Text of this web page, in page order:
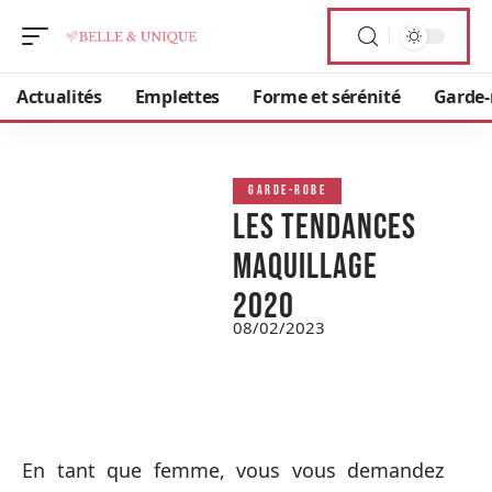
Actualités Emplettes Forme et sérénité
GARDE-ROBE
Les tendances
maquillage
2020
08/02/2023
En tant que femme, vous vous demandez